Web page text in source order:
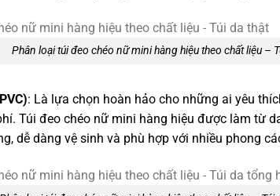
Phân loại túi đeo chéo nữ mini hàng hiệu theo chất liệu –
: Là lựa chọn hoàn hảo cho những ai yêu
Túi đeo chéo nữ mini hàng hiệu được làm từ
dễ dàng vệ sinh và phù hợp với nhiều phong